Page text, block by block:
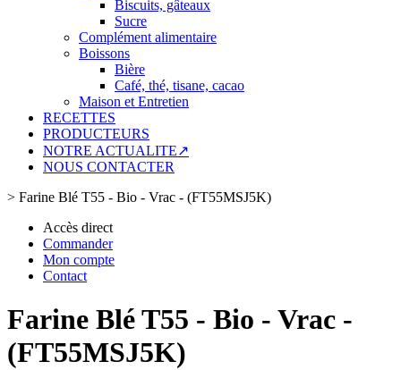
Biscuits, gâteaux
Sucre
Complément alimentaire
Boissons
Bière
Café, thé, tisane, cacao
Maison et Entretien
RECETTES
PRODUCTEURS
NOTRE ACTUALITE↗
NOUS CONTACTER
> Farine Blé T55 - Bio - Vrac - (FT55MSJ5K)
Accès direct
Commander
Mon compte
Contact
Farine Blé T55 - Bio - Vrac -
(FT55MSJ5K)